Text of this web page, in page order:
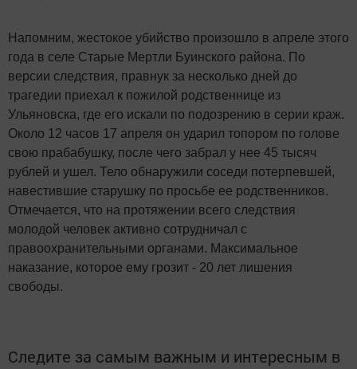
Напомним, жестокое убийство произошло в апреле этого
года в селе Старые Мертли Буинского района. По
версии следствия, правнук за несколько дней до
трагедии приехал к пожилой родственнице из
Ульяновска, где его искали по подозрению в серии краж.
Около 12 часов 17 апреля он ударил топором по голове
свою прабабушку, после чего забрал у нее 45 тысяч
рублей и ушел. Тело обнаружили соседи потерпевшей,
навестившие старушку по просьбе ее родственников.
Отмечается, что на протяжении всего следствия
молодой человек активно сотрудничал с
правоохранительными органами. Максимальное
наказание, которое ему грозит - 20 лет лишения
свободы.
Следите за самым важным и интересным в